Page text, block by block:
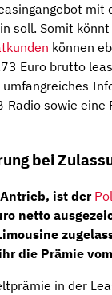
mit
soll. Somit
können
Euro brutto
umfangreiches
Radio sowie
bei
ist der
netto
die Prämie
in der